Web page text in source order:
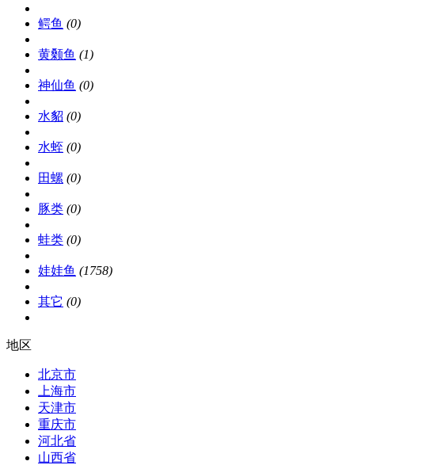
鳄鱼 (0)
黄颡鱼 (1)
神仙鱼 (0)
水貂 (0)
水蛭 (0)
田螺 (0)
豚类 (0)
蛙类 (0)
娃娃鱼 (1758)
其它 (0)
地区
北京市
上海市
天津市
重庆市
河北省
山西省